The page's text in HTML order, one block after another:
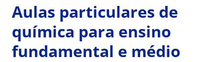
Aulas particulares de
química para ensino
fundamental e médio